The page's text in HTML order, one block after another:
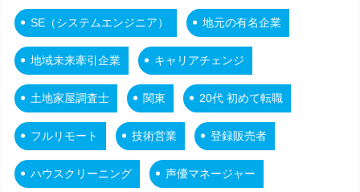
SE（システムエンジニア） 地元の有名企業
地域未来牽引企業 キャリアチェンジ
土地家屋調査士 関東 20代 初めて転職
フルリモート 技術営業 登録販売者
ハウスクリーニング 声優マネージャー